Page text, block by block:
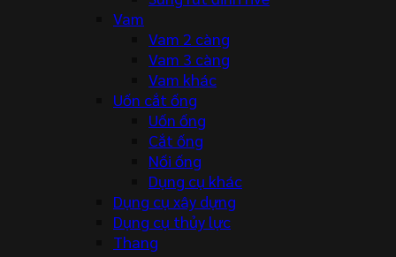
Vam
Vam 2 càng
Vam 3 càng
Vam khác
Uốn cắt ống
Uốn ống
Cắt ống
Nối ống
Dụng cụ khác
Dụng cụ xây dựng
Dụng cụ thủy lực
Thang